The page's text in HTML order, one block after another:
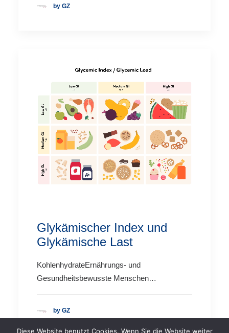
by GZ
Glykämischer Index und
Glykämische Last
KohlenhydrateErnährungs- und
Gesundheitsbewusste Menschen…
by GZ
Diese Website benutzt Cookies. Wenn Sie die Website weiter